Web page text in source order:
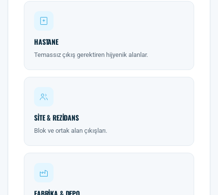
HASTANE
Temassız çıkış gerektiren hijyenik alanlar.
SITE & REZIDANS
Blok ve ortak alan çıkışları.